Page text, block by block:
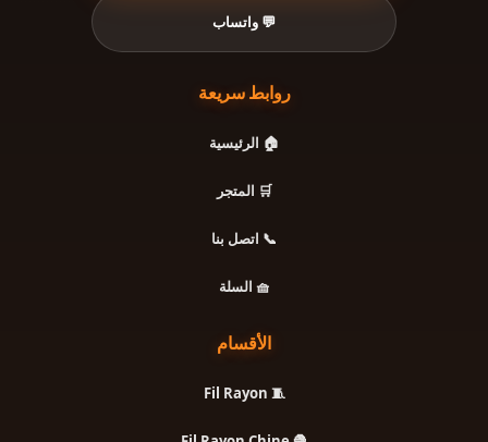
💬 واتساب
روابط سريعة
🏠 الرئيسية
🛒 المتجر
📞 اتصل بنا
🧺 السلة
الأقسام
🧵 Fil Rayon